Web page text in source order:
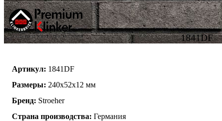
1841DF
Артикул: 1841DF
Размеры: 240x52x12 мм
Бренд: Stroeher
Страна производства: Германия